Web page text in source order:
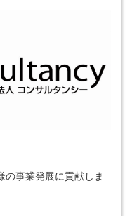
の事業発展に貢献しま